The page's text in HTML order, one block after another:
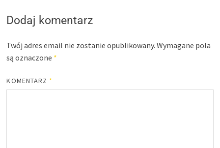
Dodaj komentarz
Twój adres email nie zostanie opublikowany. Wymagane pola
są oznaczone *
KOMENTARZ *